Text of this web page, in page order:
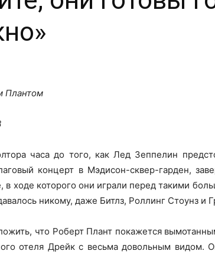
Плантом
часа до того, как Лед Зеппелин
концерт в Мэдисон-сквер-гарден,
в ходе которого они играли перед такими
никому, даже Битлз, Роллинг Стоунз и
что Роберт Плант покажется
отеля Дрейк с весьма довольным видом.